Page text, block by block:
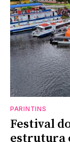
PARINTINS
Festival
estrutura